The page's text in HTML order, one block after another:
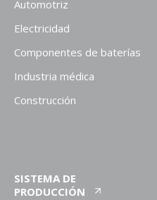
Automotriz
Electricidad
Componentes de baterías
Industria médica
Construcción
SISTEMA DE
PRODUCCIÓN